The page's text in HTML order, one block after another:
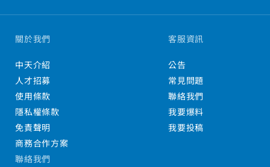
關於我們
中天介紹
人才招募
使用條款
隱私權條款
免責聲明
商務合作方案
客服資訊
公告
常見問題
聯絡我們
我要爆料
我要投稿
聯絡我們